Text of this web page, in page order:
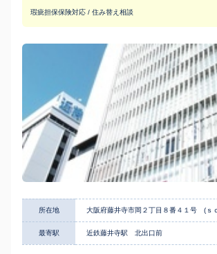
瑕疵担保保険対応 / 住み替え相談
所在地 大阪府藤井寺市岡２丁目８番４１号 (ｓ
最寄駅 近鉄藤井寺駅 北出口前